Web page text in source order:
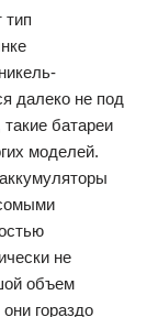
тип
далеко не под
батареи
моделей.
не
объем
гораздо